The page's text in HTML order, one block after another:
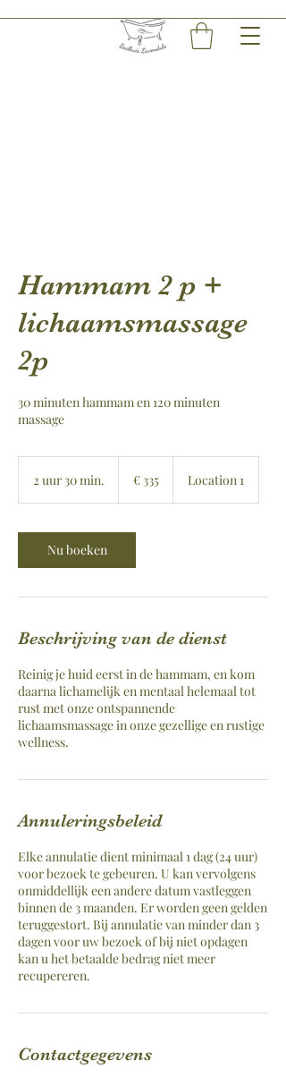
Hammam 2 p +
lichaamsmassage
2p
30 minuten hammam en 120 minuten
massage
2 uur 30 min.
r
3
0
i
.
€ 335 Location 1
Nu boeken
Beschrijving van de dienst
Reinig je huid eerst in de hammam, en kom
daarna lichamelijk en mentaal helemaal tot
rust met onze ontspannende
lichaamsmassage in onze gezellige en rustige
wellness.
Annuleringsbeleid
Elke annulatie dient minimaal 1 dag (24 uur)
voor bezoek te gebeuren. U kan vervolgens
onmiddellijk een andere datum vastleggen
binnen de 3 maanden. Er worden geen gelden
teruggestort. Bij annulatie van minder dan 3
dagen voor uw bezoek of bij niet opdagen
kan u het betaalde bedrag niet meer
recupereren.
Contactgegevens